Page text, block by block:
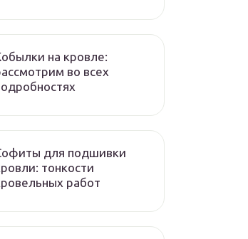
на кровле:
во всех
для подшивки
тонкости
работ